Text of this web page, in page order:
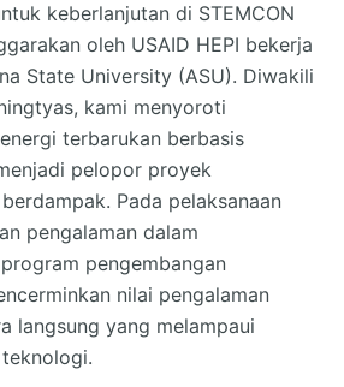
keberlanjutan di STEMCON
oleh USAID HEPI bekerja
State University (ASU). Diwakili
kami menyoroti
terbarukan berbasis
pelopor proyek
Pada pelaksanaan
pengalaman dalam
pengembangan
nilai pengalaman
langsung yang melampaui